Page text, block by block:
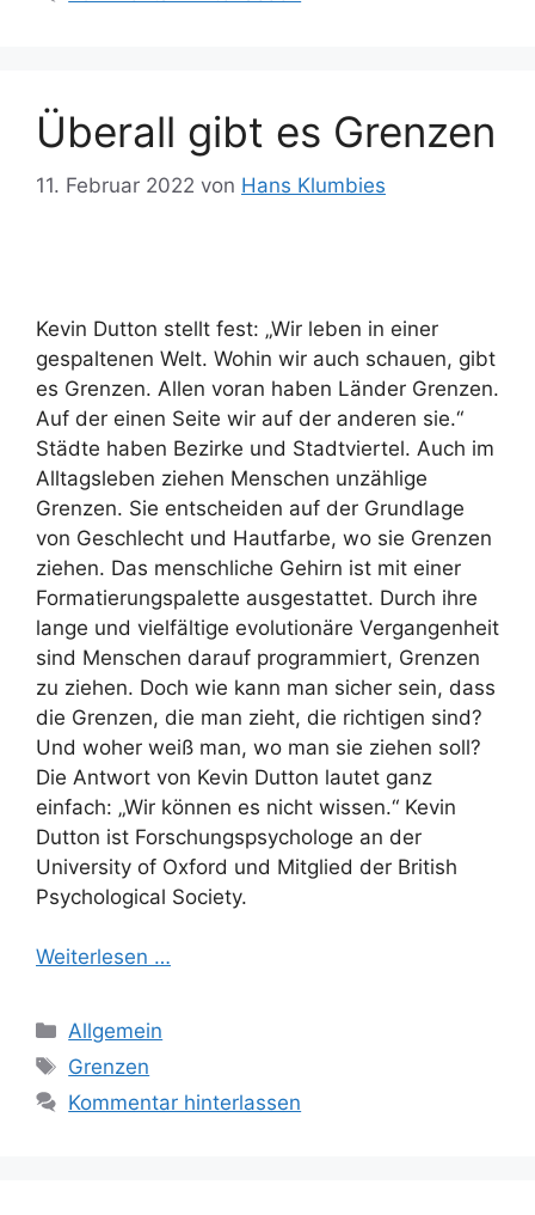
Überall gibt es Grenzen
11. Februar 2022 von Hans Klumbies
Kevin Dutton stellt fest: „Wir leben in einer
gespaltenen Welt. Wohin wir auch schauen, gibt
es Grenzen. Allen voran haben Länder Grenzen.
Auf der einen Seite wir auf der anderen sie.“
Städte haben Bezirke und Stadtviertel. Auch im
Alltagsleben ziehen Menschen unzählige
Grenzen. Sie entscheiden auf der Grundlage
von Geschlecht und Hautfarbe, wo sie Grenzen
ziehen. Das menschliche Gehirn ist mit einer
Formatierungspalette ausgestattet. Durch ihre
lange und vielfältige evolutionäre Vergangenheit
sind Menschen darauf programmiert, Grenzen
zu ziehen. Doch wie kann man sicher sein, dass
die Grenzen, die man zieht, die richtigen sind?
Und woher weiß man, wo man sie ziehen soll?
Die Antwort von Kevin Dutton lautet ganz
einfach: „Wir können es nicht wissen.“ Kevin
Dutton ist Forschungspsychologe an der
University of Oxford und Mitglied der British
Psychological Society.
Weiterlesen …
Kategorien
Allgemein
Schlagwörter
Grenzen
Kommentar hinterlassen